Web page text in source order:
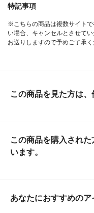
特記事項
※こちらの商品は複数サイト
い場合、キャンセルとさせて
お送りしますので予めご了承く
この商品を見た方は
この商品を購入され
います。
あなたにおすすめのア